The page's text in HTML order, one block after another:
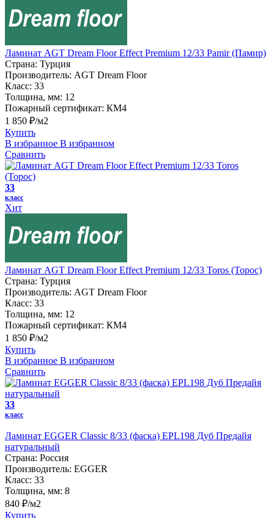
Ламинат AGT Dream Floor Effect Premium 12/33 Pamir (Памир)
Страна: Турция
Производитель: AGT Dream Floor
Класс: 33
Толщина, мм: 12
Пожарный сертификат: КМ4
1 850 ₽/м2
Купить
В избранное В избранном
Сравнить
33
класс
Хит
Ламинат AGT Dream Floor Effect Premium 12/33 Toros (Торос)
Страна: Турция
Производитель: AGT Dream Floor
Класс: 33
Толщина, мм: 12
Пожарный сертификат: КМ4
1 850 ₽/м2
Купить
В избранное В избранном
Сравнить
33
класс
Ламинат EGGER Classic 8/33 (фаска) EPL198 Дуб Предайя
натуральный
Страна: Россия
Производитель: EGGER
Класс: 33
Толщина, мм: 8
840 ₽/м2
Купить